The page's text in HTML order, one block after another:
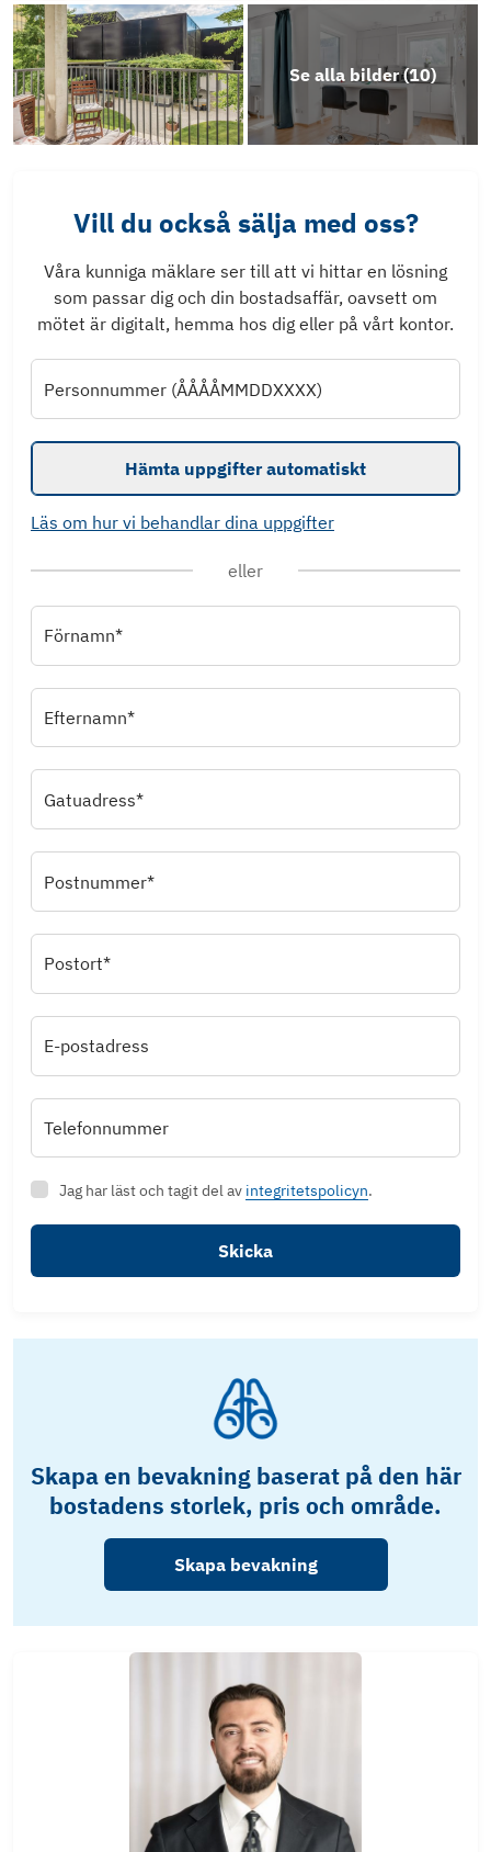
Se alla bilder (10)
Vill du också sälja med oss?
Våra kunniga mäklare ser till att vi hittar en lösning
som passar dig och din bostadsaffär, oavsett om
mötet är digitalt, hemma hos dig eller på vårt kontor.
Personnummer (ÅÅÅÅMMDDXXXX)
Hämta uppgifter automatiskt
Läs om hur vi behandlar dina uppgifter
eller
Förnamn*
Efternamn*
Gatuadress*
Postnummer*
Postort*
E-postadress
Telefonnummer
Jag har läst och tagit del av integritetspolicyn.
Skicka
Skapa en bevakning baserat på den här
bostadens storlek, pris och område.
Skapa bevakning